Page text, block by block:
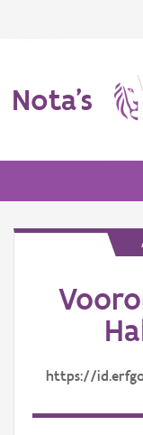
Nota's
Aanmelden
https://